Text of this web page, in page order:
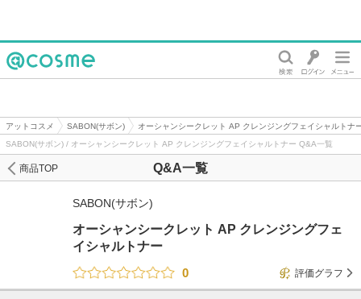
アットコスメ SABON(サボン)
オーシャンシークレット AP クレンジングフェイシャルトナ
SABON(サボン) / オーシャンシークレット AP クレンジングフェイシャルトナー Q&A一覧
Q&A一覧
商品TOP
SABON(サボン)
オーシャンシークレット AP クレンジングフェ
イシャルトナー
0
評価グラフ